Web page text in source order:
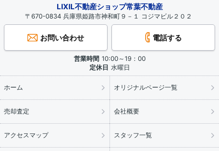
LIXIL不動産ショップ常葉不動産
〒670-0834 兵庫県姫路市神和町９－１ コジマビル２０２
お問い合わせ 電話する
営業時間 10:00～19：00
定休日 水曜日
ホーム オリジナルページ一覧
売却査定 会社概要
アクセスマップ スタッフ一覧